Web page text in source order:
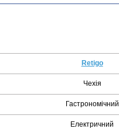
Retigo
Чехія
Гастрономічний
Електричний